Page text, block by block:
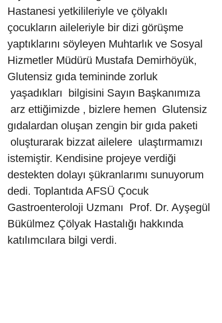
Hastanesi yetkilileriyle ve çölyaklı
çocukların aileleriyle bir dizi görüşme
yaptıklarını söyleyen Muhtarlık ve Sosyal
Hizmetler Müdürü Mustafa Demirhöyük,
Glutensiz gıda temininde zorluk
yaşadıkları bilgisini Sayın Başkanımıza
arz ettiğimizde , bizlere hemen Glutensiz
gıdalardan oluşan zengin bir gıda paketi
oluşturarak bizzat ailelere ulaştırmamızı
istemiştir. Kendisine projeye verdiği
destekten dolayı şükranlarımı sunuyorum
dedi. Toplantıda AFSÜ Çocuk
Gastroenteroloji Uzmanı Prof. Dr. Ayşegül
Bükülmez Çölyak Hastalığı hakkında
katılımcılara bilgi verdi.